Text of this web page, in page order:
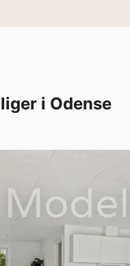
i Odense